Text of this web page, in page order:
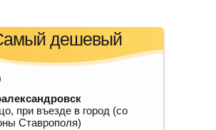
дешевый
при въезде в город (со
Ставрополя)